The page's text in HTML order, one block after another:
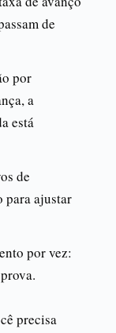
de
por
a
está
de
para ajustar
por vez:
precisa